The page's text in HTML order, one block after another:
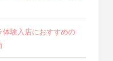
験入店におすすめの